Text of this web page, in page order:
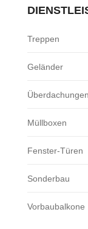
Treppen
Geländer
Überdachungen
Müllboxen
Fenster-Türen
Sonderbau
Vorbaubalkone